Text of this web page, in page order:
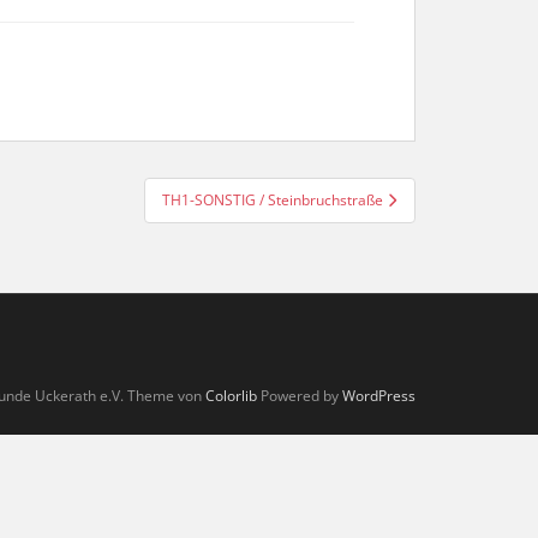
TH1-SONSTIG / Steinbruchstraße
Uckerath e.V. Theme vonColorlib Powered byWordPress